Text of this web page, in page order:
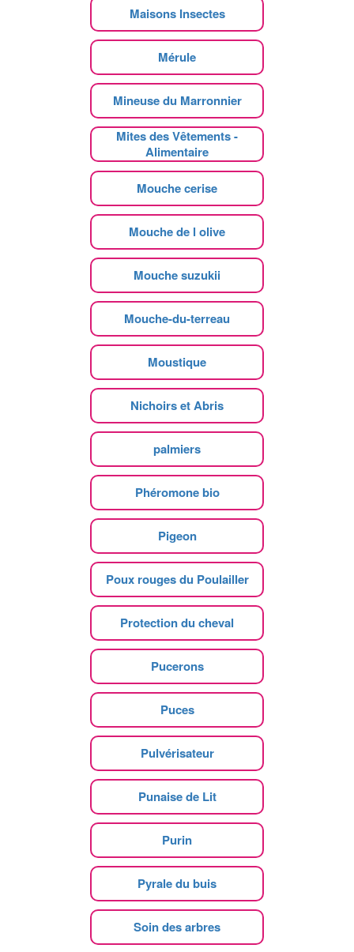
Maisons Insectes
Mérule
Mineuse du Marronnier
Mites des Vêtements -
Alimentaire
Mouche cerise
Mouche de l olive
Mouche suzukii
Mouche-du-terreau
Moustique
Nichoirs et Abris
palmiers
Phéromone bio
Pigeon
Poux rouges du Poulailler
Protection du cheval
Pucerons
Puces
Pulvérisateur
Punaise de Lit
Purin
Pyrale du buis
Soin des arbres